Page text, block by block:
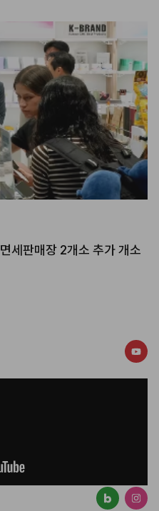
세판매장 2개소 추가 개소